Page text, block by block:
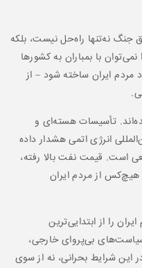
جنگ نه‌تنها راه‌حل نیست، بلکه
با بمباران به کشورها
مردم ایران ساخته شود – از
شده‌اند. تأسیسات هسته‌ای و
انرژی اتمی هشدار داده
است. قیمت نفت بالا رفته،
از مردم ایران
را از ابتدایی‌ترین
بی‌پروای خارجی،
این شرایط بحرانی، نه از سوی